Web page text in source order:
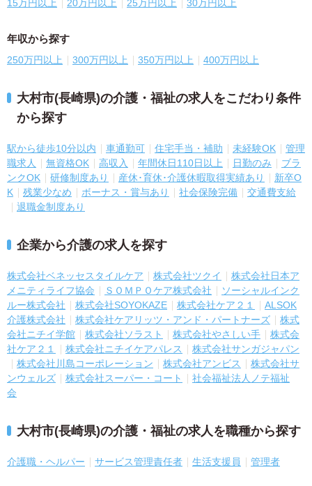
15万円以上 20万円以上 25万円以上 30万円以上
年収から探す
250万円以上 300万円以上 350万円以上 400万円以上
大村市(長崎県)の介護・福祉の求人をこだわり条件
から探す
駅から徒歩10分以内 車通勤可 住宅手当・補助 未経験OK
管理
職求人
無資格OK 高収入 年間休日110日以上 日勤のみ
ブラ
ンクOK
研修制度あり 産休･育休･介護休暇取得実績あり
新卒O
K
残業少なめ ボーナス・賞与あり 社会保険完備
交通費支給
退職金制度あり
企業から介護の求人を探す
株式会社ベネッセスタイルケア 株式会社ツクイ
株式会社日本ア
メニティライフ協会
ＳＯＭＰＯケア株式会社
ソーシャルインク
ルー株式会社
株式会社SOYOKAZE 株式会社ケア２１
ALSOK
介護株式会社
株式会社ケアリッツ・アンド・パートナーズ
株式
会社ニチイ学館
株式会社ソラスト 株式会社やさしい手
株式会
社ケア２１
株式会社ニチイケアパレス
株式会社サンガジャパン
株式会社川島コーポレーション
株式会社アンビス
株式会社サ
ンウェルズ
株式会社スーパー・コート
社会福祉法人ノテ福祉
会
大村市(長崎県)の介護・福祉の求人を職種から探す
介護職・ヘルパー サービス管理責任者 生活支援員 管理者